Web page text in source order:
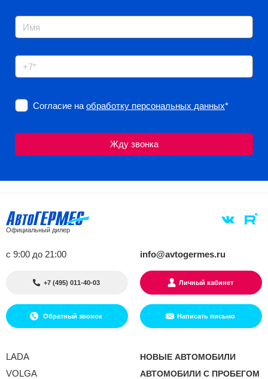
Согласие на обработку персональных данных*
Официальный дилер
с 9:00 до 21:00 info@avtogermes.ru
+7 (495) 011-40-03 Личный кабинет
Обратный звонок Написать письмо
LADA
VOLGA
НОВЫЕ АВТОМОБИЛИ
АВТОМОБИЛИ С ПРОБЕГОМ